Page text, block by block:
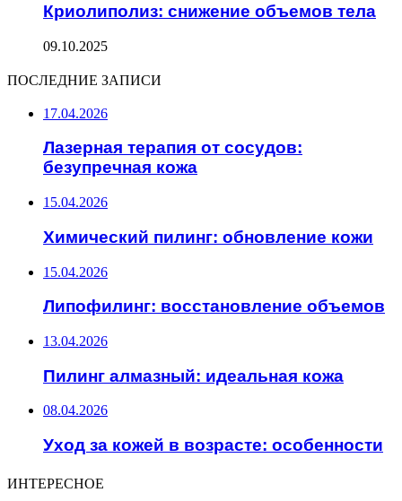
Криолиполиз: снижение объемов тела
09.10.2025
ПОСЛЕДНИЕ ЗАПИСИ
17.04.2026
Лазерная терапия от сосудов:
безупречная кожа
15.04.2026
Химический пилинг: обновление кожи
15.04.2026
Липофилинг: восстановление объемов
13.04.2026
Пилинг алмазный: идеальная кожа
08.04.2026
Уход за кожей в возрасте: особенности
ИНТЕРЕСНОЕ